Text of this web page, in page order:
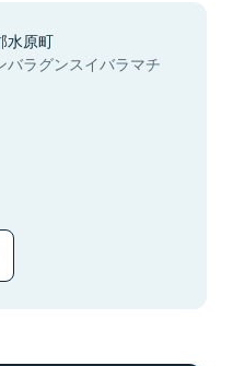
水原町
バラグンスイバラマチ